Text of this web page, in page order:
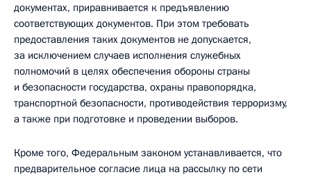
документах, приравнивается к предъявлению
соответствующих документов. При этом требовать
предоставления таких документов не допускается,
за исключением случаев исполнения служебных
полномочий в целях обеспечения обороны страны
и безопасности государства, охраны правопорядка,
транспортной безопасности, противодействия терроризму,
а также при подготовке и проведении выборов.
Кроме того, Федеральным законом устанавливается, что
предварительное согласие лица на рассылку по сети